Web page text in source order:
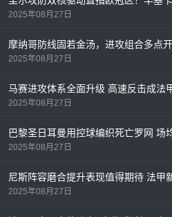
2025年08月27日
摩纳哥防线固若金汤，进攻组合多点
2025年08月27日
马赛进攻体系全面升级 高速反击成法
2025年08月27日
2025年08月27日
2025年08月27日